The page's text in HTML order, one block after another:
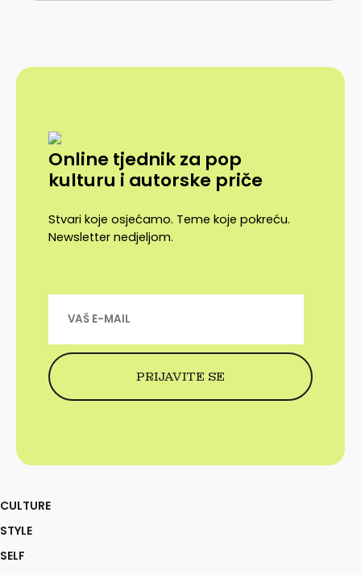
Online tjednik za pop
kulturu i autorske priče
Stvari koje osjećamo. Teme koje pokreću.
Newsletter nedjeljom.
CULTURE
STYLE
SELF